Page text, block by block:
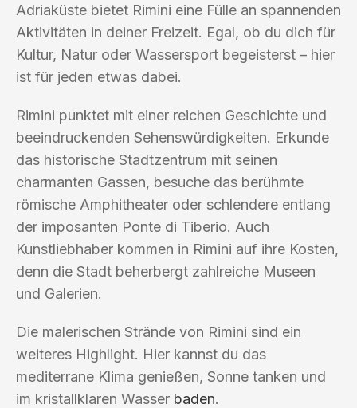
Adriaküste bietet Rimini eine Fülle an spannenden
Aktivitäten in deiner Freizeit. Egal, ob du dich für
Kultur, Natur oder Wassersport begeisterst – hier
ist für jeden etwas dabei.
Rimini punktet mit einer reichen Geschichte und
beeindruckenden Sehenswürdigkeiten. Erkunde
das historische Stadtzentrum mit seinen
charmanten Gassen, besuche das berühmte
römische Amphitheater oder schlendere entlang
der imposanten Ponte di Tiberio. Auch
Kunstliebhaber kommen in Rimini auf ihre Kosten,
denn die Stadt beherbergt zahlreiche Museen
und Galerien.
Die malerischen Strände von Rimini sind ein
weiteres Highlight. Hier kannst du das
mediterrane Klima genießen, Sonne tanken und
im kristallklaren Wasser baden.